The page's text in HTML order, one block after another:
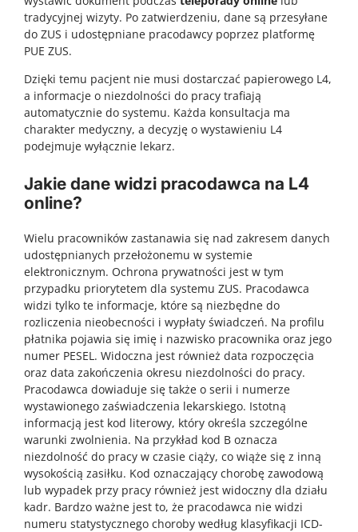
tradycyjnej wizyty. Po zatwierdzeniu, dane są przesyłane
do ZUS i udostępniane pracodawcy poprzez platformę
PUE ZUS.
Dzięki temu pacjent nie musi dostarczać papierowego L4,
a informacje o niezdolności do pracy trafiają
automatycznie do systemu. Każda konsultacja ma
charakter medyczny, a decyzję o wystawieniu L4
podejmuje wyłącznie lekarz.
Jakie dane widzi pracodawca na L4
online?
Wielu pracowników zastanawia się nad zakresem danych
udostępnianych przełożonemu w systemie
elektronicznym. Ochrona prywatności jest w tym
przypadku priorytetem dla systemu ZUS. Pracodawca
widzi tylko te informacje, które są niezbędne do
rozliczenia nieobecności i wypłaty świadczeń. Na profilu
płatnika pojawia się imię i nazwisko pracownika oraz jego
numer PESEL. Widoczna jest również data rozpoczęcia
oraz data zakończenia okresu niezdolności do pracy.
Pracodawca dowiaduje się także o serii i numerze
wystawionego zaświadczenia lekarskiego. Istotną
informacją jest kod literowy, który określa szczególne
warunki zwolnienia. Na przykład kod B oznacza
niezdolność do pracy w czasie ciąży, co wiąże się z inną
wysokością zasiłku. Kod oznaczający chorobę zawodową
lub wypadek przy pracy również jest widoczny dla działu
kadr. Bardzo ważne jest to, że pracodawca nie widzi
numeru statystycznego choroby według klasyfikacji ICD-